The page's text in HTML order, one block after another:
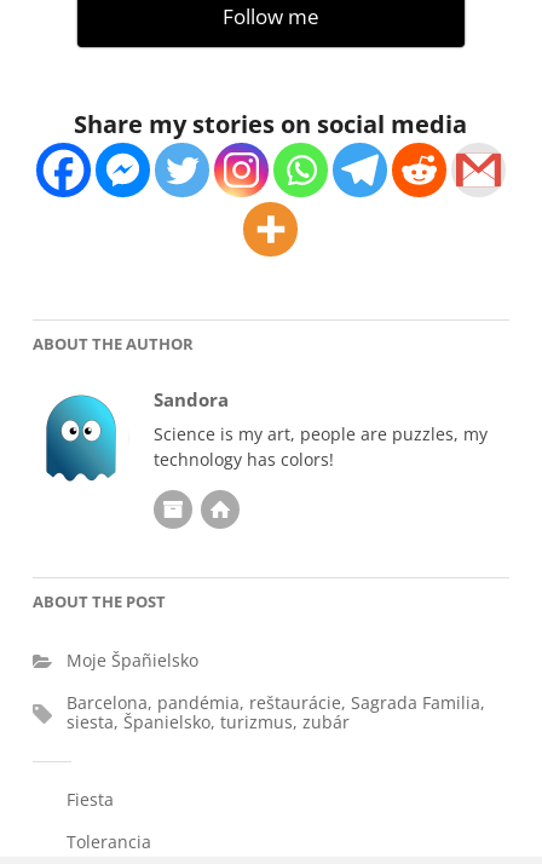
Follow me
Share my stories on social media
ABOUT THE AUTHOR
Sandora
Science is my art, people are puzzles, my
technology has colors!
ABOUT THE POST
Moje Špañielsko
Barcelona, pandémia, reštaurácie, Sagrada Familia,
siesta, Španielsko, turizmus, zubár
Fiesta
Tolerancia